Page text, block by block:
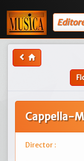
Cappella-
Director :